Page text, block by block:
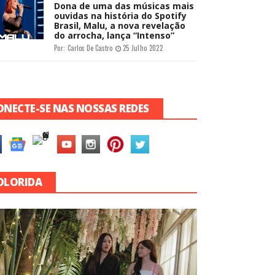
Dona de uma das músicas mais
ouvidas na história do Spotify
Brasil, Malu, a nova revelação
do arrocha, lança “Intenso”
Por: Carlos De Castro 25 Julho 2022
SE NAS NOSSAS REDES